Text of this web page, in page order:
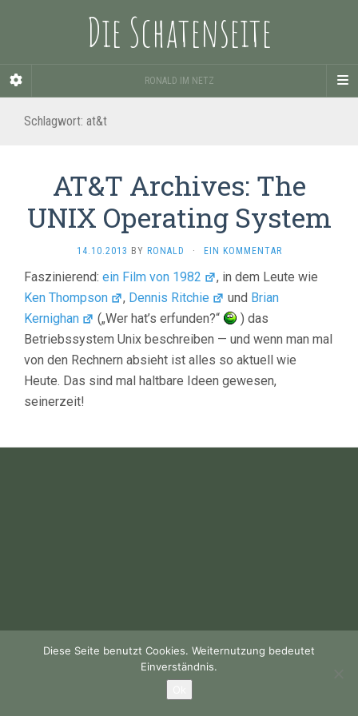
Die Schatenseite
RONALD IM NETZ
Schlagwort: at&t
AT&T Archives: The
UNIX Operating System
14.10.2013 BY RONALD · EIN KOMMENTAR
Faszinierend: ein Film von 1982
, in dem Leute wie
Ken Thompson
, Dennis Ritchie und Brian
Kernighan
(„Wer hat’s erfunden?“
) das
Betriebssystem Unix beschreiben — und wenn man mal
von den Rechnern absieht ist alles so aktuell wie
Heute. Das sind mal haltbare Ideen gewesen,
seinerzeit!
Diese Seite benutzt Cookies. Weiternutzung bedeutet
Einverständnis.